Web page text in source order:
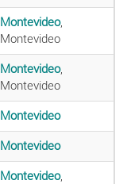
Montevideo,
Montevideo
Montevideo,
Montevideo
Montevideo
Montevideo
Montevideo,